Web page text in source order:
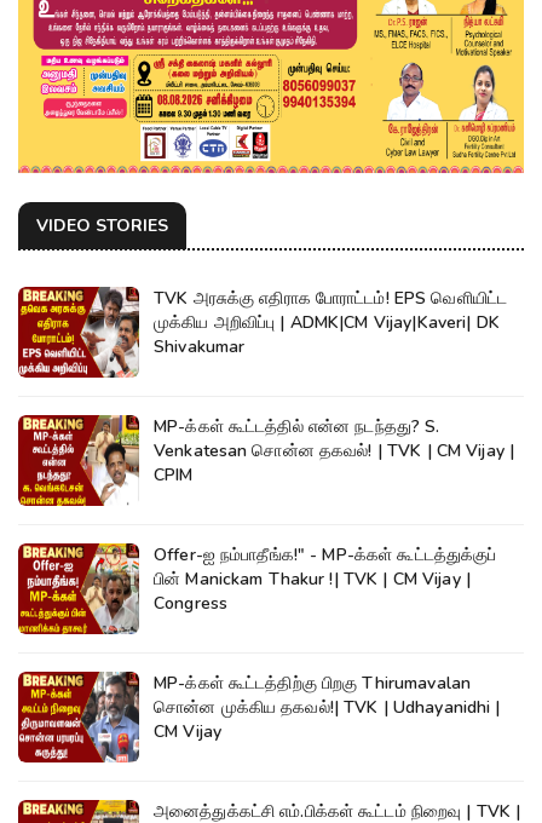
VIDEO STORIES
TVK அரசுக்கு எதிராக போராட்டம்! EPS வெளியிட்ட
முக்கிய அறிவிப்பு | ADMK|CM Vijay|Kaveri| DK
Shivakumar
MP-க்கள் கூட்டத்தில் என்ன நடந்தது? S.
Venkatesan சொன்ன தகவல்! | TVK | CM Vijay |
CPIM
Offer-ஐ நம்பாதீங்க!" - MP-க்கள் கூட்டத்துக்குப்
பின் Manickam Thakur !| TVK | CM Vijay |
Congress
MP-க்கள் கூட்டத்திற்கு பிறகு Thirumavalan
சொன்ன முக்கிய தகவல்!| TVK | Udhayanidhi |
CM Vijay
அனைத்துக்கட்சி எம்.பிக்கள் கூட்டம் நிறைவு | TVK |